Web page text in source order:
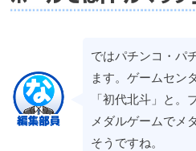
ではパチンコ・パ
ます。ゲームセン
「初代北斗」と。
メダルゲームでメ
そうですね。